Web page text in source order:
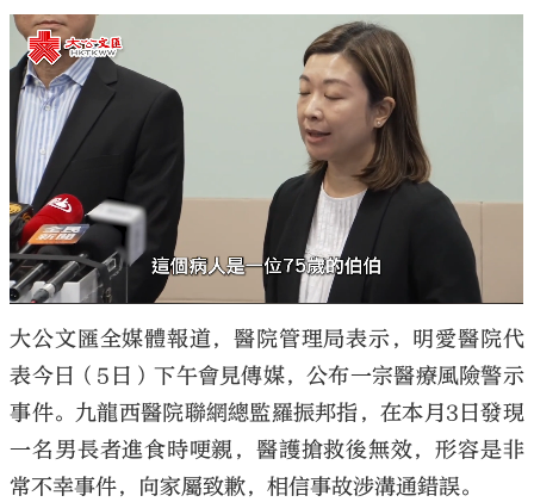
大公文匯全媒體報道，醫院管理局表示，明愛醫院代
表今日（5日）下午會見傳媒，公布一宗醫療風險警示
事件。九龍西醫院聯網總監羅振邦指，在本月3日發現
一名男長者進食時哽親，醫護搶救後無效，形容是非
常不幸事件，向家屬致歉，相信事故涉溝通錯誤。